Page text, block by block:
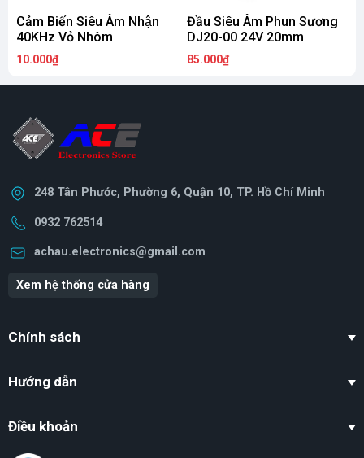
Cảm Biến Siêu Âm Nhận
40KHz Vỏ Nhôm
10.000₫
Đầu Siêu Âm Phun Sương
DJ20-00 24V 20mm
85.000₫
248 Tân Phước, Phường 6, Quận 10, TP. Hồ Chí Minh
0932 762514
achau.electronics@gmail.com
Xem hệ thống cửa hàng
Chính sách
Hướng dẫn
Điều khoản